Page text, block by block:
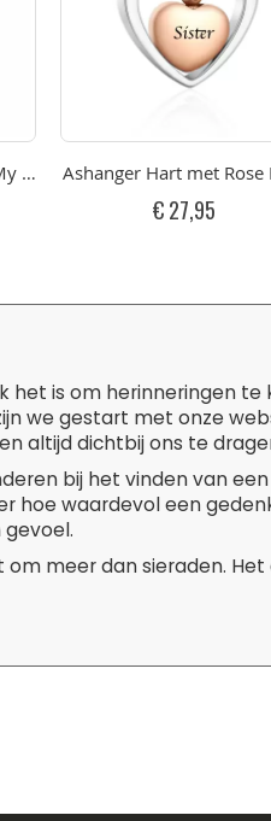
Side But Forever In My Heart
Ashanger Hart met Rose
€ 27,95
het is om herinneringen
we gestart met onze
altijd dichtbij ons te
bij het vinden van
hoe waardevol een
om meer dan sieraden.